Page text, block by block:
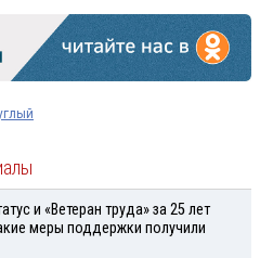
и «Ветеран труда» за 25 лет
меры поддержки получили